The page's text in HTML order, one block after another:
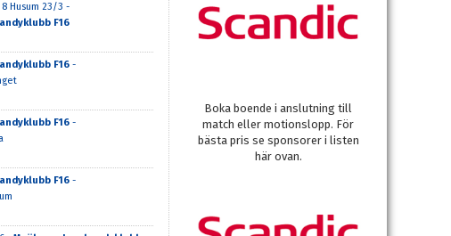
Husum 23/3 -
F16
F16-
F16-
F16-
Boka boende i anslutning till
match eller motionslopp. För
bästa pris se sponsorer i listen
här ovan.